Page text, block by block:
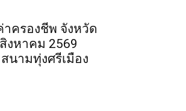
ครองชีพ จังหวัด
งหาคม 2569
นามทุ่งศรีเมือง